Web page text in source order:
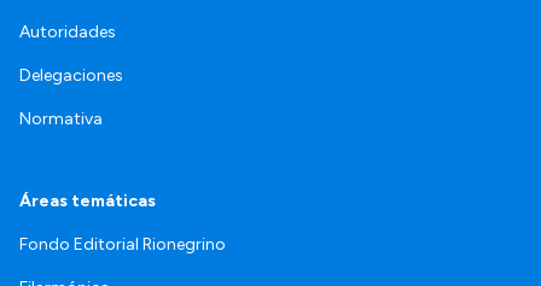
Autoridades
Delegaciones
Normativa
Áreas temáticas
Fondo Editorial Rionegrino